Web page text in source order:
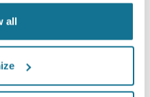
all
話しています。*